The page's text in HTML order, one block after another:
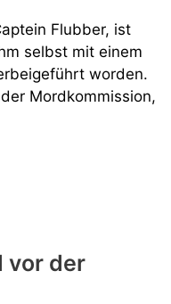
Flubber, ist
selbst mit einem
worden.
Mordkommission,
vor der